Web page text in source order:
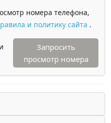
номера телефона,
и политику сайта .
Запросить
просмотр номера